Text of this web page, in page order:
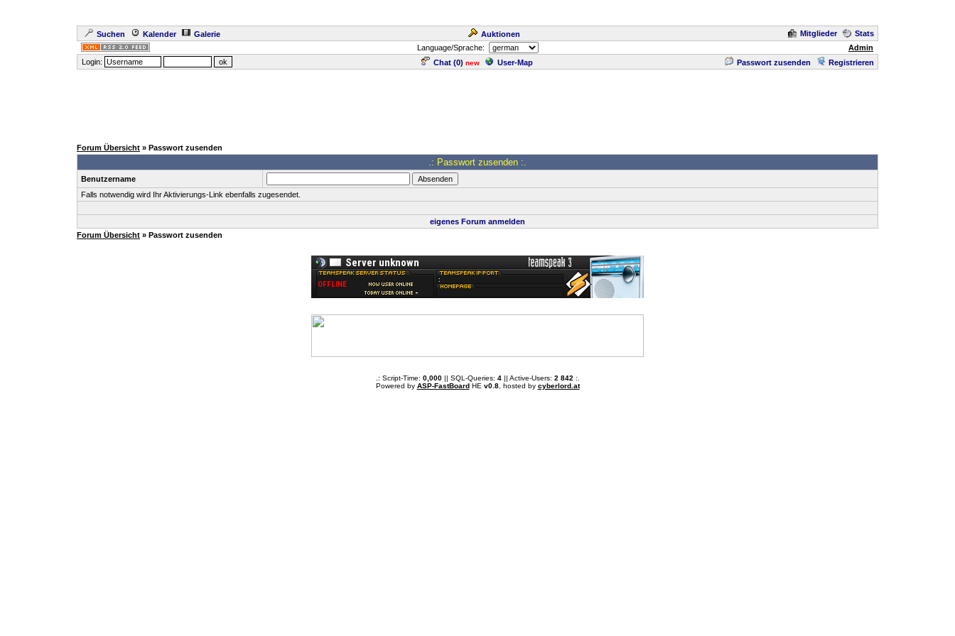
Suchen Kalender Galerie Auktionen Mitglieder
Stats
Language/Sprache:
Admin
Login:
Chat (0) new User-Map Passwort zusenden Registrieren
Forum Übersicht » Passwort zusenden
.: Passwort zusenden :.
Benutzername
Falls notwendig wird Ihr Aktivierungs-Link ebenfalls zugesendet.
eigenes Forum anmelden
Forum Übersicht » Passwort zusenden
.: Script-Time: 0,000|| SQL-Queries: 4|| Active-Users: 2 842 :.
Powered by ASP-FastBoardHE v0.8, hosted by cyberlord.at